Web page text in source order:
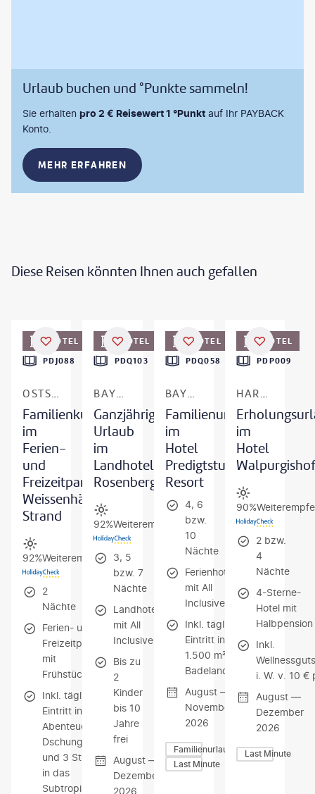
Urlaub buchen und °Punkte sammeln!
Sie erhalten pro 2 € Reisewert 1 °Punkt auf Ihr PAYBACK
Konto.
MEHR ERFAHREN
Diese Reisen könnten Ihnen auch gefallen
HOTEL
PDJ088
OSTSEE - WEISSENHÄUSER STRAND
Familienkurzurlaub
im
Ferien-
und
Freizeitpark
Weissenhäuser
Strand
Weiterempfehlung
92%
2
Nächte
Ferien- und
Freizeitpark
mit
Frühstück
Inkl. täglichem
Eintritt in das
Abenteuer
Dschungelland
und 3 Stunden
in das
Subtropische
HOTEL
PDQ103
BAYERISCHER WALD - WEGSCHEID
Ganzjähriger
Urlaub
im
Landhotel
Rosenberger
Weiterempfehlung
92%
3, 5
bzw. 7
Nächte
Landhotel
mit All
Inclusive
Bis zu
2
Kinder
bis 10
Jahre
frei
August —
Dezember
2026
HOTEL
PDQ058
BAYERISCHER WALD - ST. ENGLMAR
Familienurlaub
im
Hotel
Predigtstuhl
Resort
4, 6
bzw.
10
Nächte
Ferienhotel
mit All
Inclusive
Inkl. täglichem
Eintritt in die
1.500 m² große
Badelandschaft
August —
November
2026
Familienurlaub
Last Minute
HOTEL
PDP009
HARZ - HAHNENKLEE
im
Hotel
Walpurgishof
90%
2 bzw.
4
Nächte
4-Sterne-
Hotel mit
Halbpension
Inkl.
i. W. v. 10 €
August —
Dezember
2026
Last Minute